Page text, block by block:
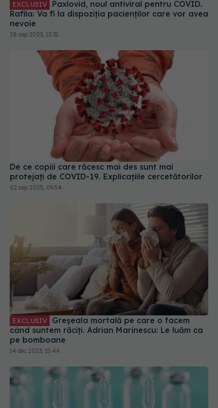
De ce copiii care răcesc mai des sunt mai
protejați de COVID-19. Explicațiile cercetătorilor
02 sep 2025, 09:54
EXCLUSIV
când suntem răciți. Adrian Marinescu: Le luăm ca
pe bomboane
14 dec 2023, 15:44